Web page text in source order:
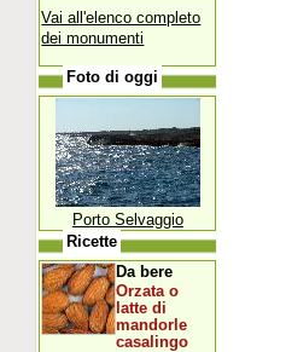
Vai all'elenco completo
dei monumenti
Foto di oggi
Porto Selvaggio
Ricette
Da bere
Orzata o
latte di
mandorle
casalingo